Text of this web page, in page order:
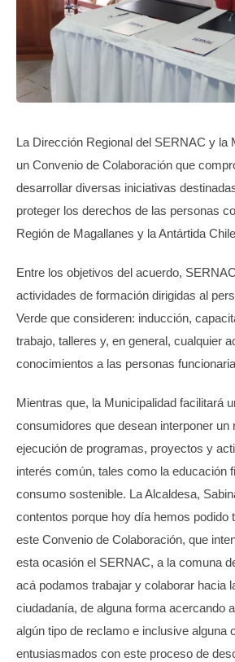
La Dirección Regional del SERNAC y la
un Convenio de Colaboración que
desarrollar diversas iniciativas
proteger los derechos de las personas
Región de Magallanes y la Antártida
Entre los objetivos del acuerdo,
actividades de formación dirigidas al
Verde que consideren: inducción,
trabajo, talleres y, en general, cualquier
conocimientos a las personas
Mientras que, la Municipalidad facilitará
consumidores que desean interponer
ejecución de programas, proyectos y
interés común, tales como la educación
consumo sostenible. La Alcaldesa,
contentos porque hoy día hemos podido
este Convenio de Colaboración, que
esta ocasión el SERNAC, a la comuna
acá podamos trabajar y colaborar hacia
ciudadanía, de alguna forma acercando
algún tipo de reclamo e inclusive alguna
entusiasmados con este proceso de